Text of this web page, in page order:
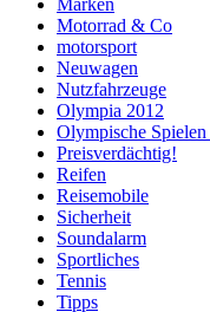
Motorrad & Co
motorsport
Neuwagen
Nutzfahrzeuge
Olympia 2012
Olympische Spielen
Preisverdächtig!
Reifen
Reisemobile
Sicherheit
Soundalarm
Sportliches
Tennis
Tipps